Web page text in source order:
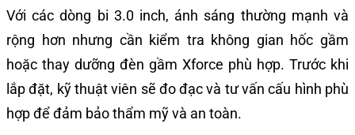
Với các dòng bi 3.0 inch, ánh sáng thường mạnh và
rộng hơn nhưng cần kiểm tra không gian hốc gầm
hoặc thay dưỡng đèn gầm Xforce phù hợp. Trước khi
lắp đặt, kỹ thuật viên sẽ đo đạc và tư vấn cấu hình phù
hợp để đảm bảo thẩm mỹ và an toàn.